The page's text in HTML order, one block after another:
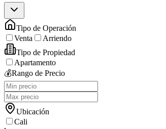
Tipo de Operación
Venta
Arriendo
Tipo de Propiedad
Apartamento
💰Rango de Precio
Ubicación
Cali